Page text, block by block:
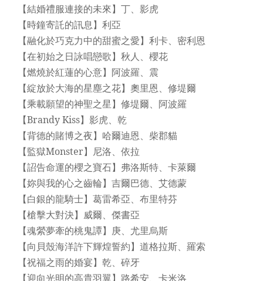
【結婚禮服連接的未來】丁、影虎
【時鐘寄託的訊息】利亞
【融化於巧克力中的甜蜜之愛】利卡、密利恩
【在初始之日詠唱戀歌】秋人、櫻花
【燃燒於紅蓮的心意】阿波羅、震
【綻放於大海的星塵之花】奧里恩、修堤爾
【乘載願望的神聖之星】修堤爾、阿波羅
【Brandy Kiss】影虎、乾
【背德的賭博之夜】哈爾迪恩、柴郡貓
【監獄Monster】尼洛、依拉
【詔告命運的櫻之寶石】弗洛斯特、卡萊爾
【妳與我的心之齒輪】吉爾巴德、艾德蒙
【白銀的龍騎士】葛雷希亞、布里特芬
【槍擊大對決】威爾、傑書亞
【魂縈夢牽的桃鬼譚】庚、尤里烏斯
【向貝殼海洋許下輝煌誓約】道格拉斯、羅索
【祝福之雨的婚宴】乾、碎牙
【迎向光明的高貴羽翼】路希安、卡米洛